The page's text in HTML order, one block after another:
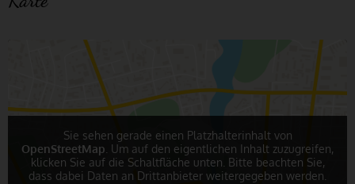
Sie sehen gerade einen Platzhalterinhalt von
OpenStreetMap . Um auf den eigentlichen Inhalt zuzugreifen,
klicken Sie auf die Schaltfläche unten. Bitte beachten Sie,
dass dabei Daten an Drittanbieter weitergegeben werden.